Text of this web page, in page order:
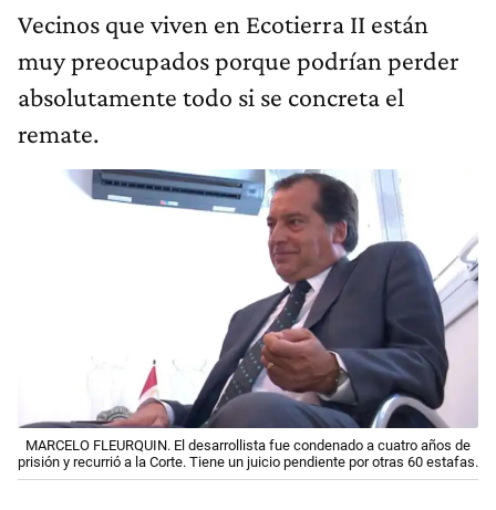
Vecinos que viven en Ecotierra II están
muy preocupados porque podrían perder
absolutamente todo si se concreta el
remate.
MARCELO FLEURQUIN. El desarrollista fue condenado a cuatro años de
prisión y recurrió a la Corte. Tiene un juicio pendiente por otras 60 estafas.